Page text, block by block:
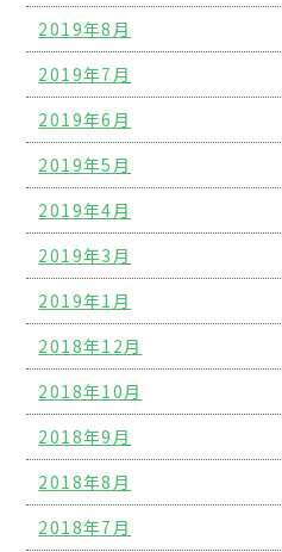
2019年8月
2019年7月
2019年6月
2019年5月
2019年4月
2019年3月
2019年1月
2018年12月
2018年10月
2018年9月
2018年8月
2018年7月